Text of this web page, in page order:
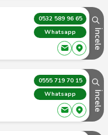
0532 589 96 65
Whatsapp
İncele
0555 719 70 15
Whatsapp
İncele